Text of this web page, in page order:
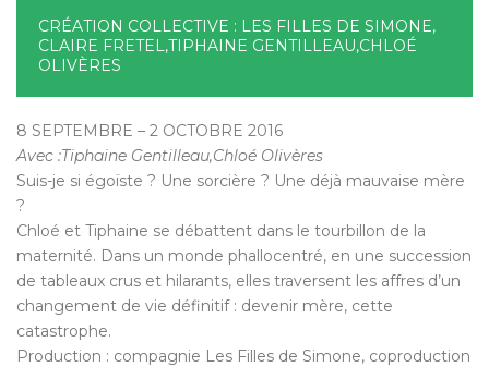
CRÉATION COLLECTIVE : LES FILLES DE SIMONE,
CLAIRE FRETEL,TIPHAINE GENTILLEAU,CHLOÉ
OLIVÈRES
8 SEPTEMBRE – 2 OCTOBRE 2016
Avec :Tiphaine Gentilleau,Chloé Olivères
Suis-je si égoïste ? Une sorcière ? Une déjà mauvaise mère
?
Chloé et Tiphaine se débattent dans le tourbillon de la
maternité. Dans un monde phallocentré, en une succession
de tableaux crus et hilarants, elles traversent les affres d’un
changement de vie définitif : devenir mère, cette
catastrophe.
Production : compagnie Les Filles de Simone, coproduction